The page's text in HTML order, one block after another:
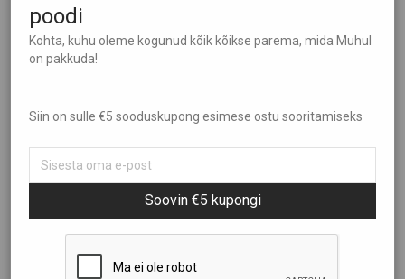
Ehted
Elamused
Kunst
Muhu Käsitöö
Hind: madalamast kõrgemaks
Hind: kõrgemast madalamaks
Showing“Rõivad”
poodi
Kohta, kuhu oleme kogunud kõik kõikse parema, mida Muhul
on pakkuda!
Siin on sulle €5 sooduskupong esimese ostu sooritamiseks
Soovin €5 kupongi